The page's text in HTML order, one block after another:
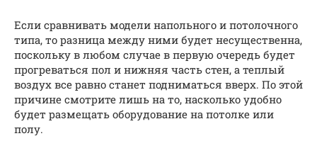
Если сравнивать модели напольного и потолочного
типа, то разница между ними будет несущественна,
поскольку в любом случае в первую очередь будет
прогреваться пол и нижняя часть стен, а теплый
воздух все равно станет подниматься вверх. По этой
причине смотрите лишь на то, насколько удобно
будет размещать оборудование на потолке или
полу.